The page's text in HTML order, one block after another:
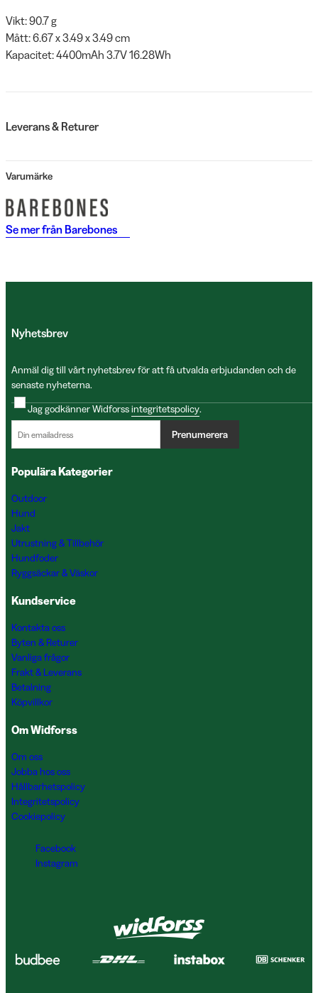
Vikt: 90.7 g
Mått: 6.67 x 3.49 x 3.49 cm
Kapacitet: 4400mAh 3.7V 16.28Wh
Leverans & Returer
Varumärke
Se mer från Barebones
Nyhetsbrev
Anmäl dig till vårt nyhetsbrev för att få utvalda erbjudanden och de
senaste nyheterna.
Jag godkänner Widforssintegritetspolicy.
Prenumerera
Populära Kategorier
Outdoor
Hund
Jakt
Utrustning & Tillbehör
Hundfoder
Ryggsäckar & Väskor
Kundservice
Kontakta oss
Byten & Returer
Vanliga frågor
Frakt & Leverans
Betalning
Köpvillkor
Om Widforss
Om oss
Jobba hos oss
Hållbarhetspolicy
Integritetspolicy
Cookiepolicy
Facebook
Instagram